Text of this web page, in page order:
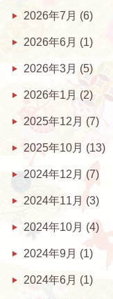
2026年7月 (6)
2026年6月 (1)
2026年3月 (5)
2026年1月 (2)
2025年12月 (7)
2025年10月 (13)
2024年12月 (7)
2024年11月 (3)
2024年10月 (4)
2024年9月 (1)
2024年6月 (1)